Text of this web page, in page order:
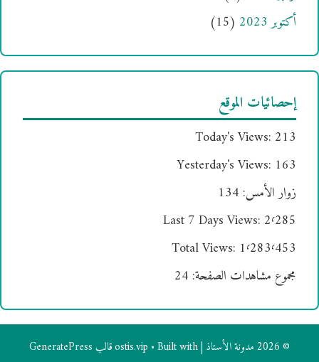
أكتوبر 2023
(15)
إحصائيات الموقع
Today's Views: 213
Yesterday's Views: 163
زوار الأمس: 134
Last 7 Days Views: 2٬285
Total Views: 1٬283٬453
مجموع مشاهدات الصفحة: 24
© 2026 مدونة الأستاذ | ostis.vip • Built with قالب GeneratePress